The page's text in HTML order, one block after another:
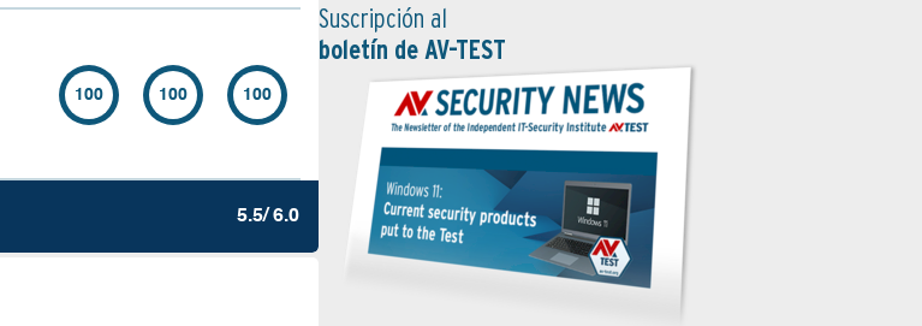
100 100 100
5.5/ 6.0
Suscripción al
boletín de AV-TEST